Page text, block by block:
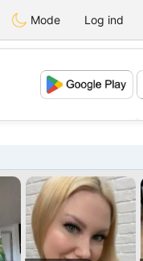
Mode Log ind